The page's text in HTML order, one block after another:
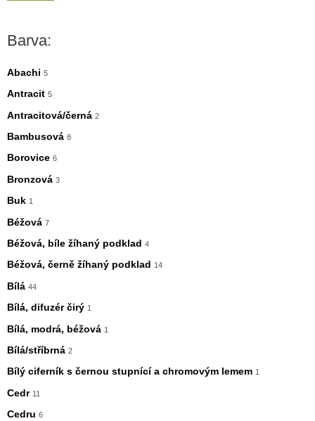
Barva:
Abachi 5
Antracit 5
Antracitová/černá 2
Bambusová 8
Borovice 6
Bronzová 3
Buk 1
Béžová 7
Béžová, bíle žíhaný podklad 4
Béžová, černě žíhaný podklad 14
Bílá 44
Bílá, difuzér čirý 1
Bílá, modrá, béžová 1
Bílá/stříbrná 2
Bílý ciferník s černou stupnící a chromovým lemem 1
Cedr 11
Cedru 6